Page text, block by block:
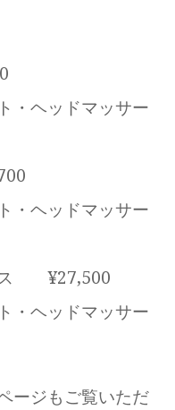
・ヘッドマッサー
・ヘッドマッサー
ス ¥27,500
・ヘッドマッサー
ージもご覧いただ